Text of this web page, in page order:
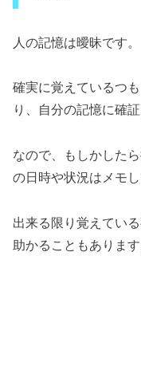
人の記憶は曖昧です。
確実に覚えているつ
り、自分の記憶に確
なので、もしかした
の日時や状況はメモし
出来る限り覚えてい
助かることもあります